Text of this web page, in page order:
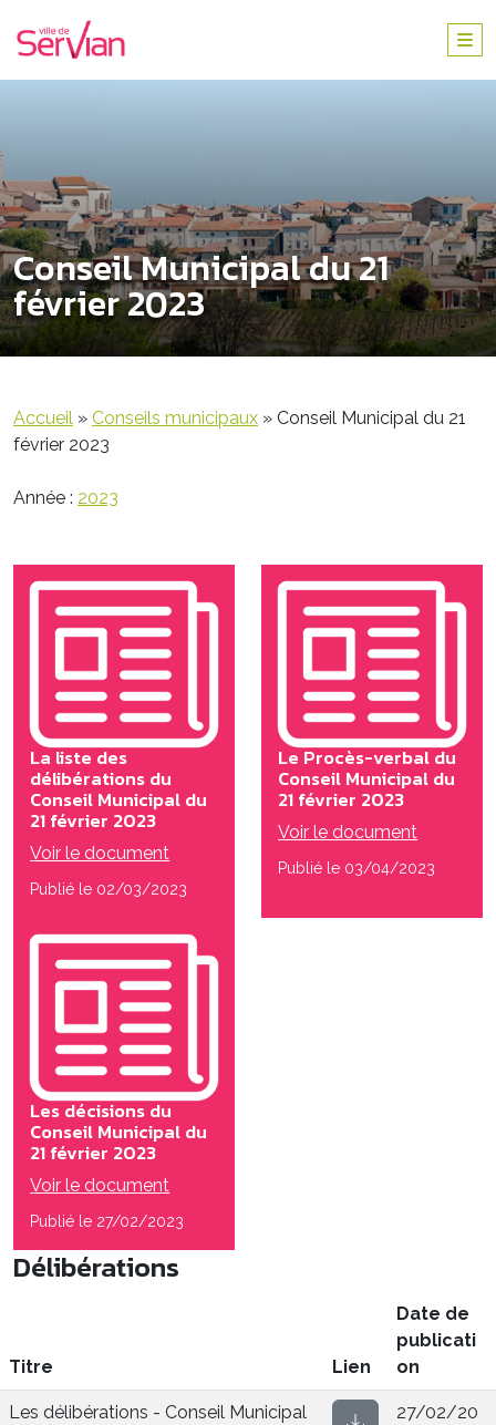
Conseil Municipal du 21
février 2023
Accueil » Conseils municipaux » Conseil Municipal du 21
février 2023
Année : 2023
La liste des
délibérations du
Conseil Municipal du
21 février 2023
Voir le document
Publié le 02/03/2023
Le Procès-verbal du
Conseil Municipal du
21 février 2023
Voir le document
Publié le 03/04/2023
Les décisions du
Conseil Municipal du
21 février 2023
Voir le document
Publié le 27/02/2023
Délibérations
Titre Lien
Date de
publicati
on
Les délibérations - Conseil Municipal
27/02/20